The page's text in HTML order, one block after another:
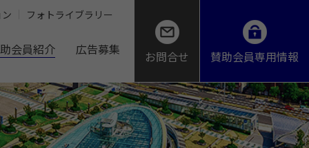
会員紹介 広告募集
フォトライブラリー
お問合せ 賛助会員専用情報